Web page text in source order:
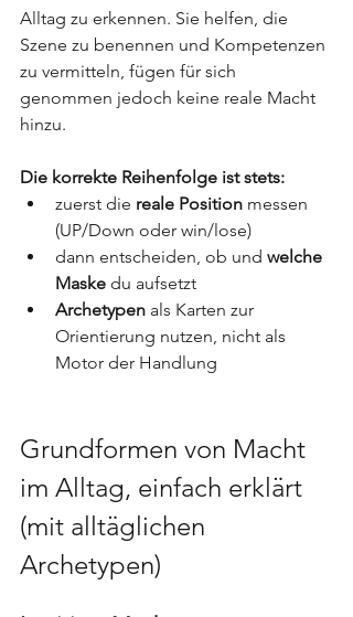
Alltag zu erkennen. Sie helfen, die
Szene zu benennen und Kompetenzen
zu vermitteln, fügen für sich
genommen jedoch keine reale Macht
hinzu.
Die korrekte Reihenfolge ist stets:
zuerst die reale Position messen
(UP/Down oder win/lose)
dann entscheiden, ob und welche
Maske du aufsetzt
Archetypen als Karten zur
Orientierung nutzen, nicht als
Motor der Handlung
Grundformen von Macht
im Alltag, einfach erklärt
(mit alltäglichen
Archetypen)